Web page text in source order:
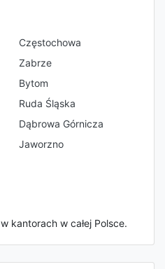
Częstochowa
Zabrze
Bytom
Ruda Śląska
Dąbrowa Górnicza
Jaworzno
w kantorach w całej Polsce.